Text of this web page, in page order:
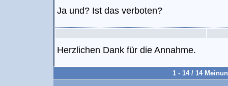
Ja und? Ist das verboten?
Herzlichen Dank für die Annahme.
1 - 14 / 14